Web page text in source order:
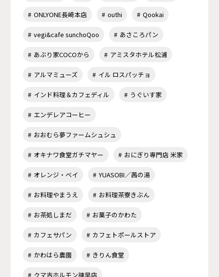
ONLYONE長崎本店 outhi Qookai
vegi&cafe sunchoQoo あさころパン
あぶり家COCOから アミスタホテル松浦
アルマミューズ イル ロスパッチョ
インド料理＆カフェディル うぐいす家
エンデレアコーヒー
おおむら夢ファームシュシュ
オキナワ食堂ガチマヤー おにぎり専門店 米家
オレンジ・ベイ YUASOBI／茜の湯
お料理やまうえ お料理茶寮きぶん
お茶処しまだ お菓子のかわた
カフェサパン カフェトポールストア
かわはら農園 きりん食堂
クマ吉ホルモン諫早店